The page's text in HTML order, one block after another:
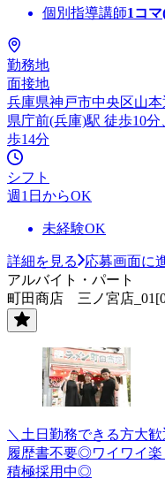
個別指導講師1コ
勤務地
面接地
兵庫県神戸市中央区山本
県庁前(兵庫)駅 徒歩10
歩14分
シフト
週1日からOK
未経験OK
詳細を見る
応募画面に
アルバイト・パート
町田商店 三ノ宮店
＼土日勤務できる方大
履歴書不要◎ワイワイ
積極採用中◎